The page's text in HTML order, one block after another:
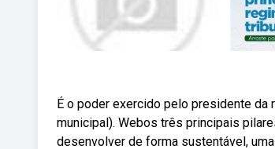
É o poder exercido pelo presidente
municipal). Webos três principais
desenvolver de forma sustentável,